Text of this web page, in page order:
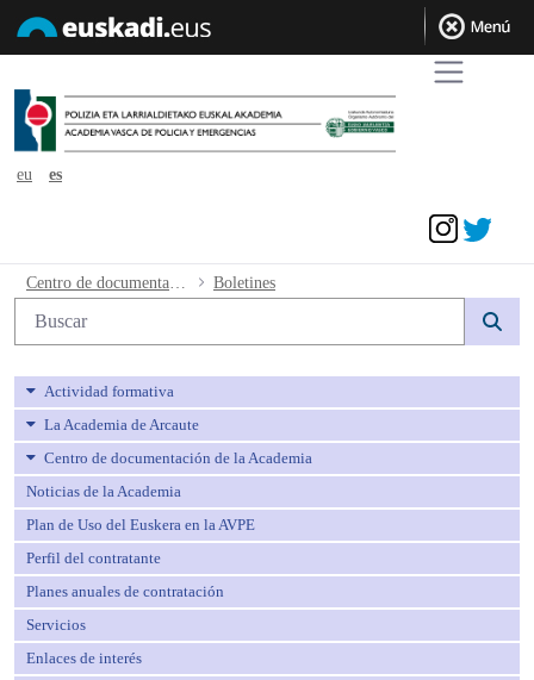
eu
es
Boletines - avpeBoletines
Búsqueda web
Actividad formativa
La Academia de Arcaute
Centro de documentación de la Academia
Noticias de la Academia
Plan de Uso del Euskera en la AVPE
Perfil del contratante
Planes anuales de contratación
Servicios
Enlaces de interés